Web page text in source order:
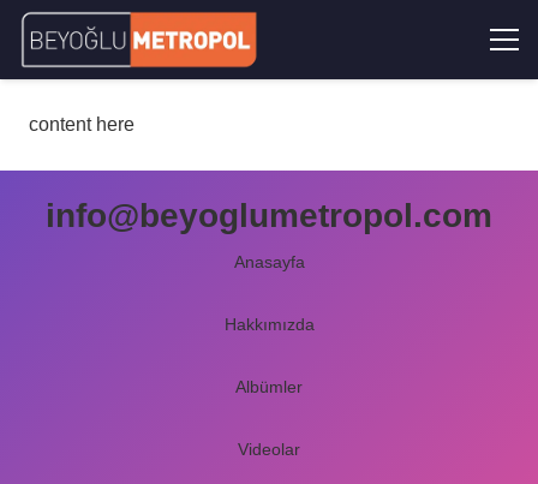
content here
info@beyoglumetropol.com
Anasayfa
Hakkımızda
Albümler
Videolar